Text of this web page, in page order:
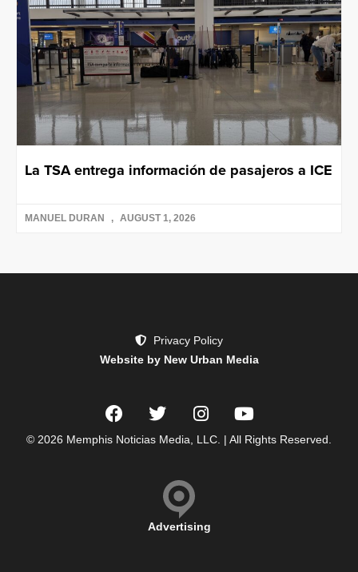
La TSA entrega información de pasajeros a ICE
MANUEL DURAN AUGUST 1, 2026
Privacy Policy
Website by New Urban Media
© 2026 Memphis Noticias Media, LLC. | All Rights Reserved.
Advertising